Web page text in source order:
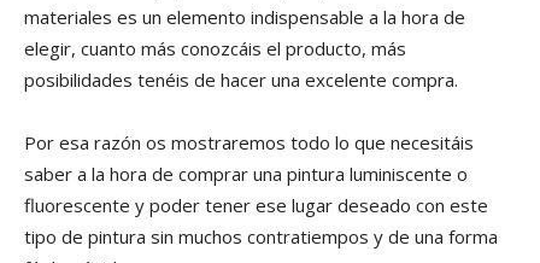
materiales es un elemento indispensable a la hora de
elegir, cuanto más conozcáis el producto, más
posibilidades tenéis de hacer una excelente compra.
Por esa razón os mostraremos todo lo que necesitáis
saber a la hora de comprar una pintura luminiscente o
fluorescente y poder tener ese lugar deseado con este
tipo de pintura sin muchos contratiempos y de una forma